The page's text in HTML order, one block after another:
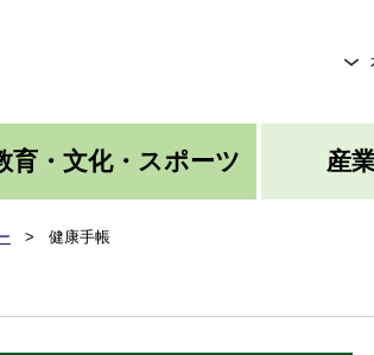
育・文化・スポーツ 産
> 健康手帳